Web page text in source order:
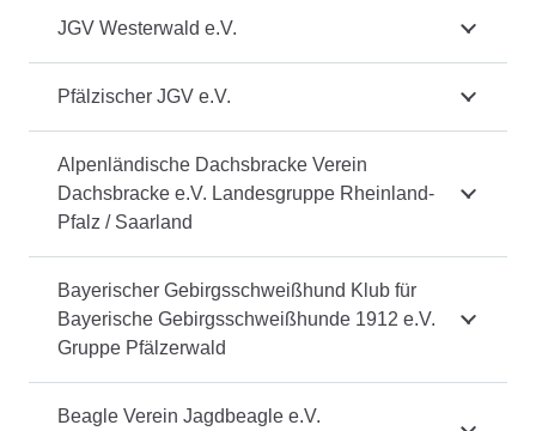
JGV Westerwald e.V.
Pfälzischer JGV e.V.
Alpenländische Dachsbracke Verein
Dachsbracke e.V. Landesgruppe Rheinland-
Pfalz / Saarland
Bayerischer Gebirgsschweißhund Klub für
Bayerische Gebirgsschweißhunde 1912 e.V.
Gruppe Pfälzerwald
Beagle Verein Jagdbeagle e.V.